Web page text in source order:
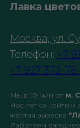
Лавка
Москва, ул.
Телефон: +7
+7 927 372-
Мы в 10 мин от м.
Нас легко найти и
жёлтая вывеска
Работаем